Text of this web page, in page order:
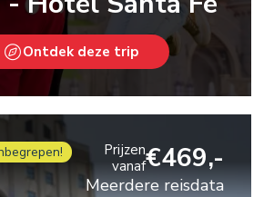
Ontdek deze trip
Prijzen
vanaf€469,-
Meerdere reisdata